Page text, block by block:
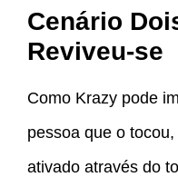
Cenário
Reviveu-se
Como Krazy pode
pessoa que o
ativado através do